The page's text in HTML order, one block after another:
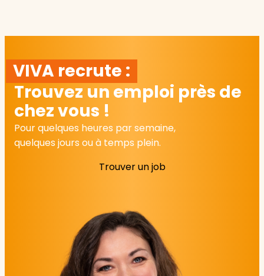
VIVA recrute :
Trouvez un emploi près de
chez vous !
Pour quelques heures par semaine,
quelques jours ou à temps plein.
Trouver un job